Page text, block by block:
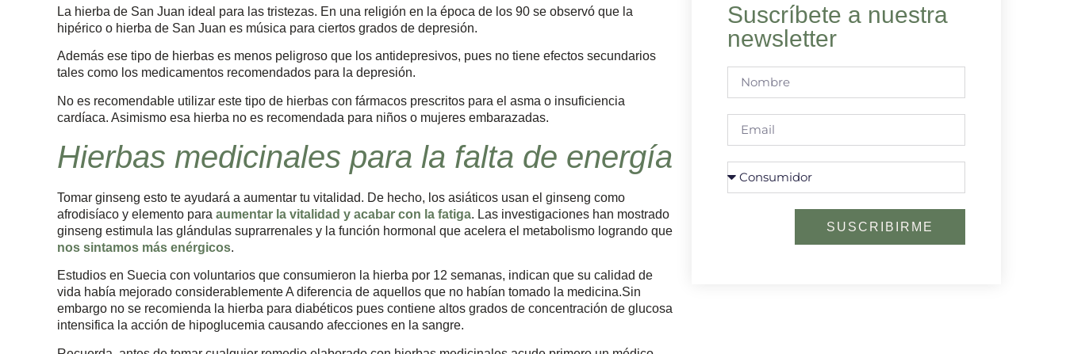
La hierba de San Juan ideal para las tristezas. En una religión en la época de los 90 se observó que la
hipérico o hierba de San Juan es música para ciertos grados de depresión.
Además ese tipo de hierbas es menos peligroso que los antidepresivos, pues no tiene efectos secundarios
tales como los medicamentos recomendados para la depresión.
No es recomendable utilizar este tipo de hierbas con fármacos prescritos para el asma o insuficiencia
cardíaca. Asimismo esa hierba no es recomendada para niños o mujeres embarazadas.
Hierbas medicinales para la falta de energía
Tomar ginseng esto te ayudará a aumentar tu vitalidad. De hecho, los asiáticos usan el ginseng como
afrodisíaco y elemento para aumentar la vitalidad y acabar con la fatiga. Las investigaciones han mostrado
ginseng estimula las glándulas suprarrenales y la función hormonal que acelera el metabolismo logrando que
nos sintamos más enérgicos.
Estudios en Suecia con voluntarios que consumieron la hierba por 12 semanas, indican que su calidad de
vida había mejorado considerablemente A diferencia de aquellos que no habían tomado la medicina.Sin
embargo no se recomienda la hierba para diabéticos pues contiene altos grados de concentración de glucosa
intensifica la acción de hipoglucemia causando afecciones en la sangre.
Suscríbete a nuestra
newsletter
SUSCRIBIRME